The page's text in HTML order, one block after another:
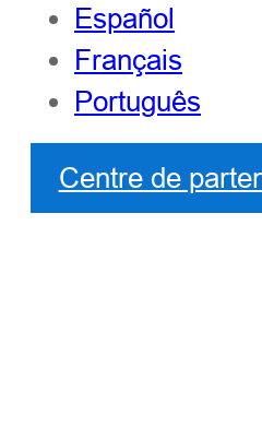
Español
Français
Português
Centre de